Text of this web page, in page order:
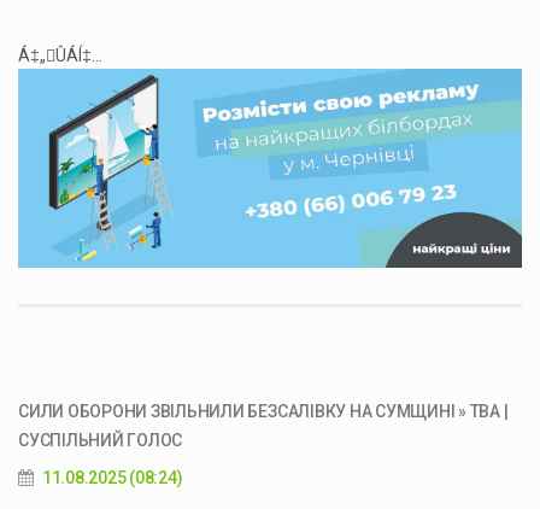
Á‡„ÛÁÍ‡...
СИЛИ ОБОРОНИ ЗВІЛЬНИЛИ БЕЗСАЛІВКУ НА СУМЩИНІ » ТВА |
СУСПІЛЬНИЙ ГОЛОС
11.08.2025 (08:24)